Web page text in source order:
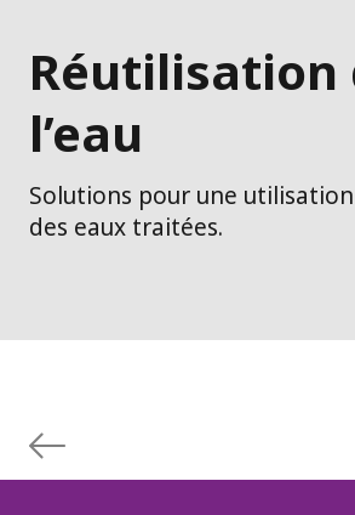
Réutilisation
l’eau
Solutions pour une
des eaux traitées.